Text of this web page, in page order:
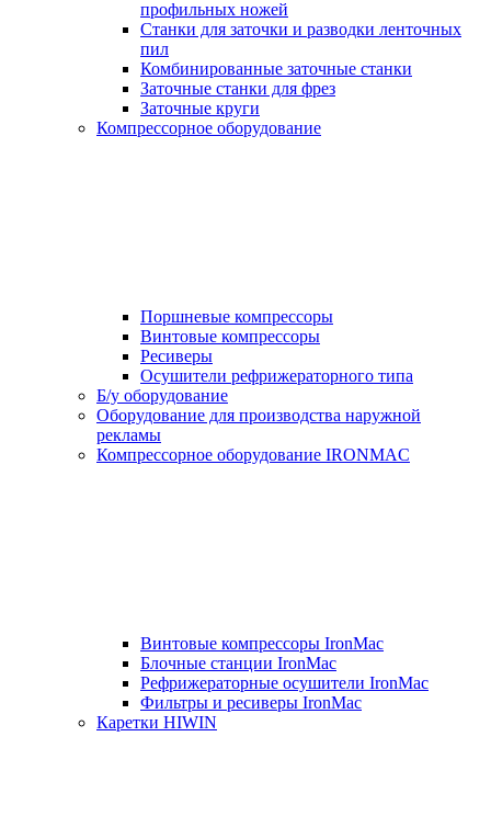
профильных ножей
Станки для заточки и разводки ленточных
пил
Комбинированные заточные станки
Заточные станки для фрез
Заточные круги
Компрессорное оборудование
Поршневые компрессоры
Винтовые компрессоры
Ресиверы
Осушители рефрижераторного типа
Б/у оборудование
Оборудование для производства наружной
рекламы
Компрессорное оборудование IRONMAC
Винтовые компрессоры IronMac
Блочные станции IronMac
Рефрижераторные осушители IronMac
Фильтры и ресиверы IronMac
Каретки HIWIN